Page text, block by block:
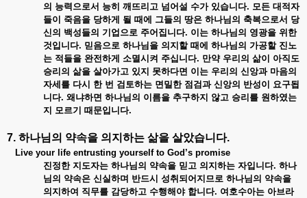
의 능력으로서 능히 깨뜨리고 넘어설 수가 있습니다. 모든 대적자
들이 죽음을 당하게 될 때에 그들의 땅은 하나님의 축복으로서 당
신의 백성들의 기업으로 주어집니다. 이는 하나님의 영광을 위한
것입니다. 믿음으로 하나님을 의지할 때에 하나님의 가공할 진노
는 적들을 완전하게 소멸시켜 주십니다. 만약 우리의 삶이 아직도
승리의 삶을 살아가고 있지 못하다면 이는 우리의 신앙과 마음의
자세를 다시 한 번 검토하는 면밀한 점검과 신앙의 반성이 요구됩
니다. 왜냐하면 하나님의 이름을 추구하지 않고 승리를 원하였는
지 모르기 때문입니다.
7. 하나님의 약속을 의지하는 삶을 살았습니다.
Live your life entrusting yourself to God’s promise
진정한 지도자는 하나님의 약속을 믿고 의지하는 자입니다. 하나
님의 약속은 신실하며 반드시 성취되어지므로 하나님의 약속을
의지하여 직무를 감당하고 수행해야 합니다. 여호수아는 아브라